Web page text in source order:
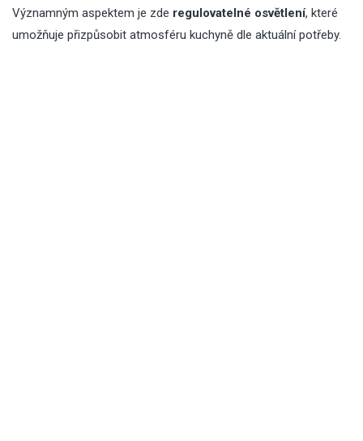
Významným aspektem je zde regulovatelné osvětlení, které
umožňuje přizpůsobit atmosféru kuchyně dle aktuální potřeby.